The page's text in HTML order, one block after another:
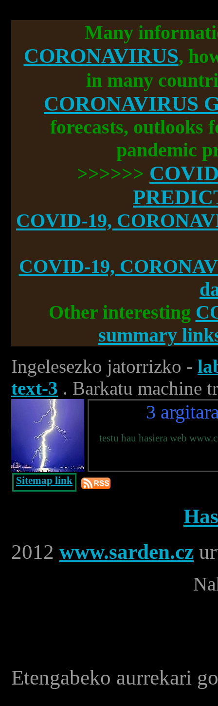
Many
CORONAVIRUS,
in many
CORONAVIRUS
forecasts, outlooks
pandemic
>>>>>>
COVID-19,
COVID-19,
Other interesting
summary
Ingelesezko jatorrizko -
text-3 . Barkatu machine
3
testu hau hasiera web
Sitemap link
2012 www.sarden.cz
Etengabeko aurrekari